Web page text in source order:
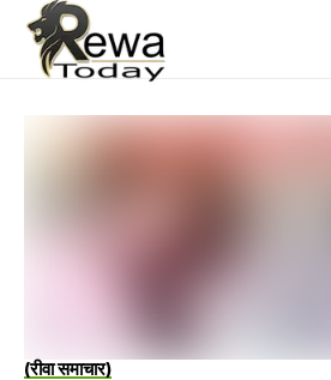
(रीवा समाचार)